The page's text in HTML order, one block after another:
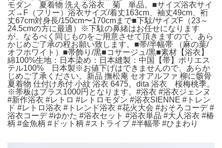
モダン 夏着物 洗える浴衣 菊 単品。■サイズ浴衣サイ
ズ→F（フリー）浴衣サイズ/着丈163cm、袖丈49cm、裄
丈67cm対身長/150cm〜170cmまで■下駄/サイズF（23～
24.5cmの方に最適）※下駄の鼻緒はお任せになります
が、なるべく同じものをご用意させて頂きますので、あら
かじめご了承の程お願い致します。■帯/半幅帯 （麻の葉/
オフホワイト）■帯飾り/黒■コサージュ/黒■素材【浴衣】
綿100%生地：日本染め：日本縫製：中国【帯】ポリエス
テル100% 日本製※お値下げはできませんので、あらか
じめご了承ください。新品 撫松庵 セオアルファ 柳に骸骨
夏着物 仕付け糸付 小紋 浴衣 6475。dita 浴衣 桜梅桃季。
※帯板はプラス1000円となります。#浴衣 #浴衣ジェンヌ
#新作浴衣 #レトロ #レトロモダン #浴衣SIENNE #トレン
ド #レトロ浴衣 #トレンド浴衣 #花火大会 #おそろコーデ #
浴衣コーデ #ゆかた #浴衣セット #浴衣単品 #大人浴衣 #椿
柄 #金魚柄 #ドット柄 #ストライプ #半幅帯 #ひまわり